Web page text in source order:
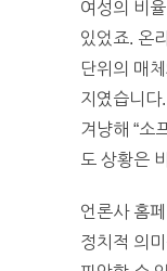
여성의 비
있었죠. 온
단위의 매
지였습니다
겨냥해 “소
도 상황은
언론사 홈
정치적 의